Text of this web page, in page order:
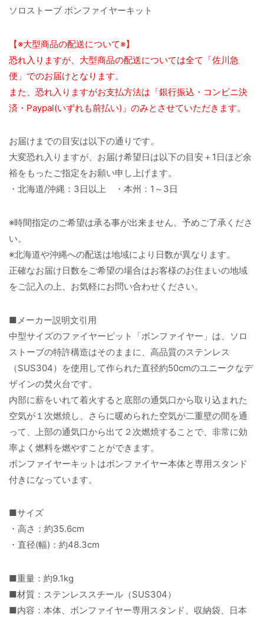
ソロストーブ ボンファイヤーキット
【※大型商品の配送について※】
恐れ入りますが、大型商品の配送については全て「佐川急
便」でのお届けとなります。
また、恐れ入りますがお支払方法は「銀行振込・コンビニ決
済・Paypal(いずれも前払い)」のみとさせていただきます。
お届けまでの目安は以下の通りです。
大変恐れ入りますが、お届け希望日は以下の目安＋1日ほど余
裕をもったご指定をお願い申し上げます。
・北海道/沖縄：3日以上 ・本州：1～3日
※時間指定のご希望は承る事が出来ません。予めご了承くださ
い。
※北海道や沖縄への配送は地域により日数が異なります。
正確なお届け日数をご希望の場合はお客様のお住まいの地域
をご記入の上、お気軽にお問い合わせください。
■メーカー説明文引用
中型サイズのファイヤーピット「ボンファイヤー」は、ソロ
ストーブの特許構造はそのままに、高品質のステンレス
（SUS304）を使用して作られた直径約50cmのユニークなデ
ザインの焚火台です。
内部に薪をいれて着火すると底部の通気口から取り込まれた
空気が１次燃焼し、さらに暖められた空気が二重壁の間を通
って、上部の通気口から出て２次燃焼することで、非常に効
率よく燃料を燃やすことができます。
ボンファイヤーキットはボンファイヤー本体と専用スタンド
付きになっています。
■サイズ
・高さ：約35.6cm
・直径(幅)：約48.3cm
■重量：約9.1kg
■材質：ステンレススチール（SUS304）
■内容：本体、ボンファイヤー専用スタンド、収納袋、日本